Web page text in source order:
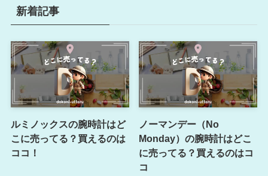
新着記事
ルミノックスの腕時計はど
こに売ってる？買えるのは
ココ！
ノーマンデー（No
Monday）の腕時計はどこ
に売ってる？買えるのはコ
コ